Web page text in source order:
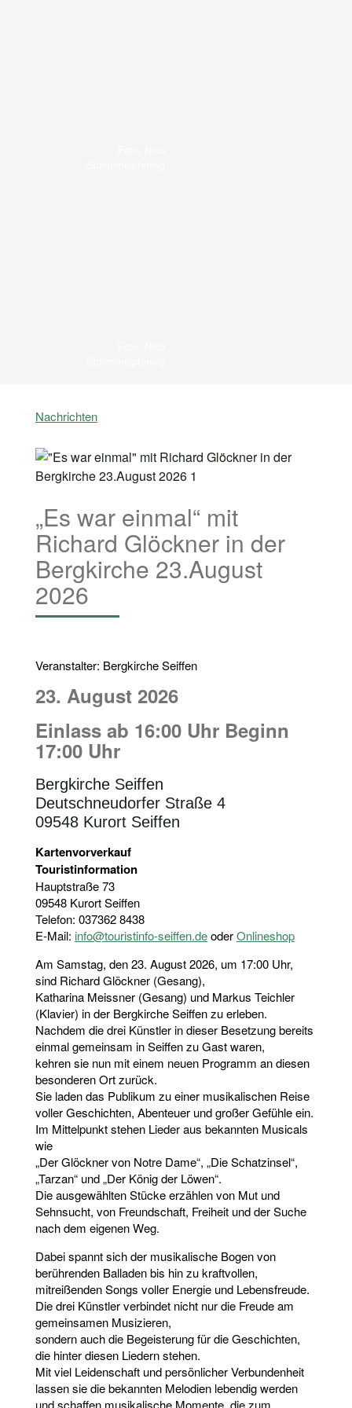
Nachrichten
„Es war einmal“ mit
Richard Glöckner in der
Bergkirche 23.August
2026
Veranstalter: Bergkirche Seiffen
23. August 2026
Einlass ab 16:00 Uhr Beginn
17:00 Uhr
Bergkirche Seiffen
Deutschneudorfer Straße 4
09548 Kurort Seiffen
Kartenvorverkauf
Touristinformation
Hauptstraße 73
09548 Kurort Seiffen
Telefon: 037362 8438
E-Mail: info@touristinfo-seiffen.deoderOnlineshop
Am Samstag, den 23. August 2026, um 17:00 Uhr,
sind Richard Glöckner (Gesang),
Katharina Meissner (Gesang) und Markus Teichler
(Klavier) in der Bergkirche Seiffen zu erleben.
Nachdem die drei Künstler in dieser Besetzung bereits
einmal gemeinsam in Seiffen zu Gast waren,
kehren sie nun mit einem neuen Programm an diesen
besonderen Ort zurück.
Sie laden das Publikum zu einer musikalischen Reise
voller Geschichten, Abenteuer und großer Gefühle ein.
Im Mittelpunkt stehen Lieder aus bekannten Musicals
wie
„Der Glöckner von Notre Dame“, „Die Schatzinsel“,
„Tarzan“ und „Der König der Löwen“.
Die ausgewählten Stücke erzählen von Mut und
Sehnsucht, von Freundschaft, Freiheit und der Suche
nach dem eigenen Weg.
Dabei spannt sich der musikalische Bogen von
berührenden Balladen bis hin zu kraftvollen,
mitreißenden Songs voller Energie und Lebensfreude.
Die drei Künstler verbindet nicht nur die Freude am
gemeinsamen Musizieren,
sondern auch die Begeisterung für die Geschichten,
die hinter diesen Liedern stehen.
Mit viel Leidenschaft und persönlicher Verbundenheit
lassen sie die bekannten Melodien lebendig werden
und schaffen musikalische Momente, die zum